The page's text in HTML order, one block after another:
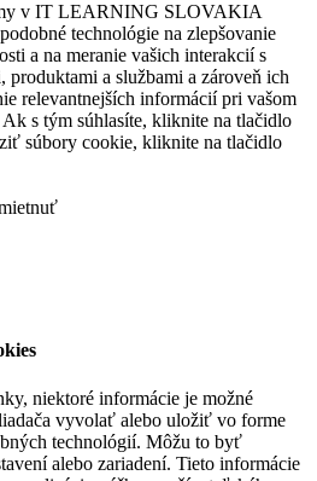
v IT LEARNING SLOVAKIA
technológie na zlepšovanie
a na meranie vašich interakcií s
a službami a zároveň ich
relevantnejších informácií pri vašom
s tým súhlasíte, kliknite na tlačidlo
súbory cookie, kliknite na tlačidlo
niektoré informácie je možné
vyvolať alebo uložiť vo forme
technológií. Môžu to byť
alebo zariadení. Tieto informácie